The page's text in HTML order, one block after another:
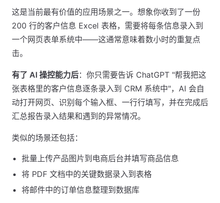
这是当前最有价值的应用场景之一。想象你收到了一份
200 行的客户信息 Excel 表格，需要将每条信息录入到
一个网页表单系统中——这通常意味着数小时的重复点
击。
有了 AI 操控能力后：你只需要告诉 ChatGPT "帮我把这
张表格里的客户信息逐条录入到 CRM 系统中"，AI 会自
动打开网页、识别每个输入框、一行行填写，并在完成后
汇总报告录入结果和遇到的异常情况。
类似的场景还包括：
批量上传产品图片到电商后台并填写商品信息
将 PDF 文档中的关键数据录入到表格
将邮件中的订单信息整理到数据库